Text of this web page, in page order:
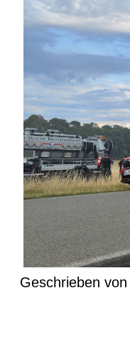
Geschrieben von